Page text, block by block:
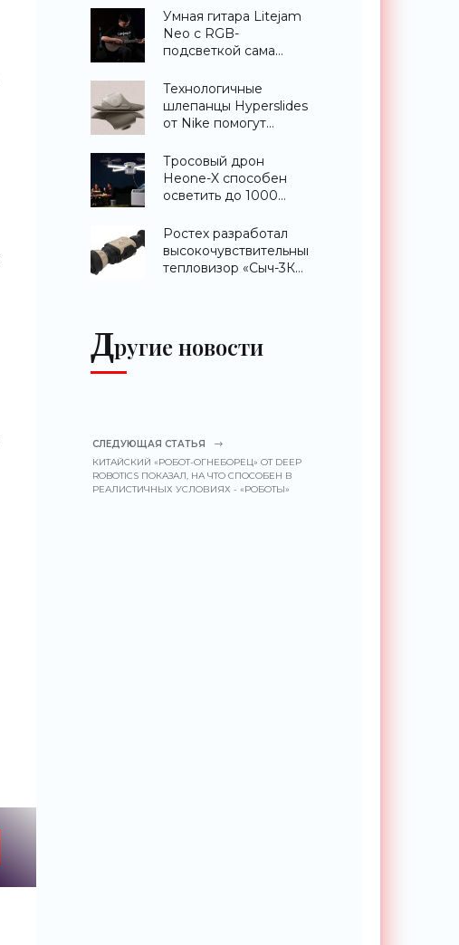
Умная гитара Litejam
Neo с RGB-
подсветкой сама
«Гаджеты»
Технологичные
шлепанцы Hyperslides
от Nike помогут
ноги после
тренировки -
«Гаджеты»
Тросовый дрон
Heone-X способен
осветить до 1000
земли -
«Беспилотники»
Ростех разработал
высокочувствительный
тепловизор «Сыч-3К»
Другие новости
СЛЕДУЮЩАЯ СТАТЬЯ
КИТАЙСКИЙ «РОБОТ-ОГНЕБОРЕЦ» ОТ DEEP
ROBOTICS ПОКАЗАЛ, НА ЧТО СПОСОБЕН В
РЕАЛИСТИЧНЫХ УСЛОВИЯХ - «РОБОТЫ»